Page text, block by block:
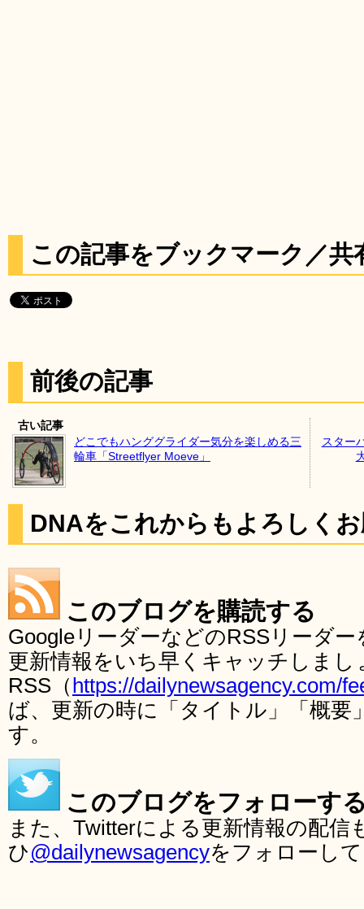
この記事をブックマーク／共
前後の記事
古い記事
どこでもハンググライダー気分を楽しめる三
輪車「Streetflyer Moeve」
スター
DNAをこれからもよろしく
このブログを購読する
GoogleリーダーなどのRSSリーダ
更新情報をいち早くキャッチしま
RSS（ https://dailynewsagency.com/
ば、更新の時に「タイトル」「概要
す。
このブログをフォローす
また、Twitterによる更新情報の配
ひ@dailynewsagencyをフォローし